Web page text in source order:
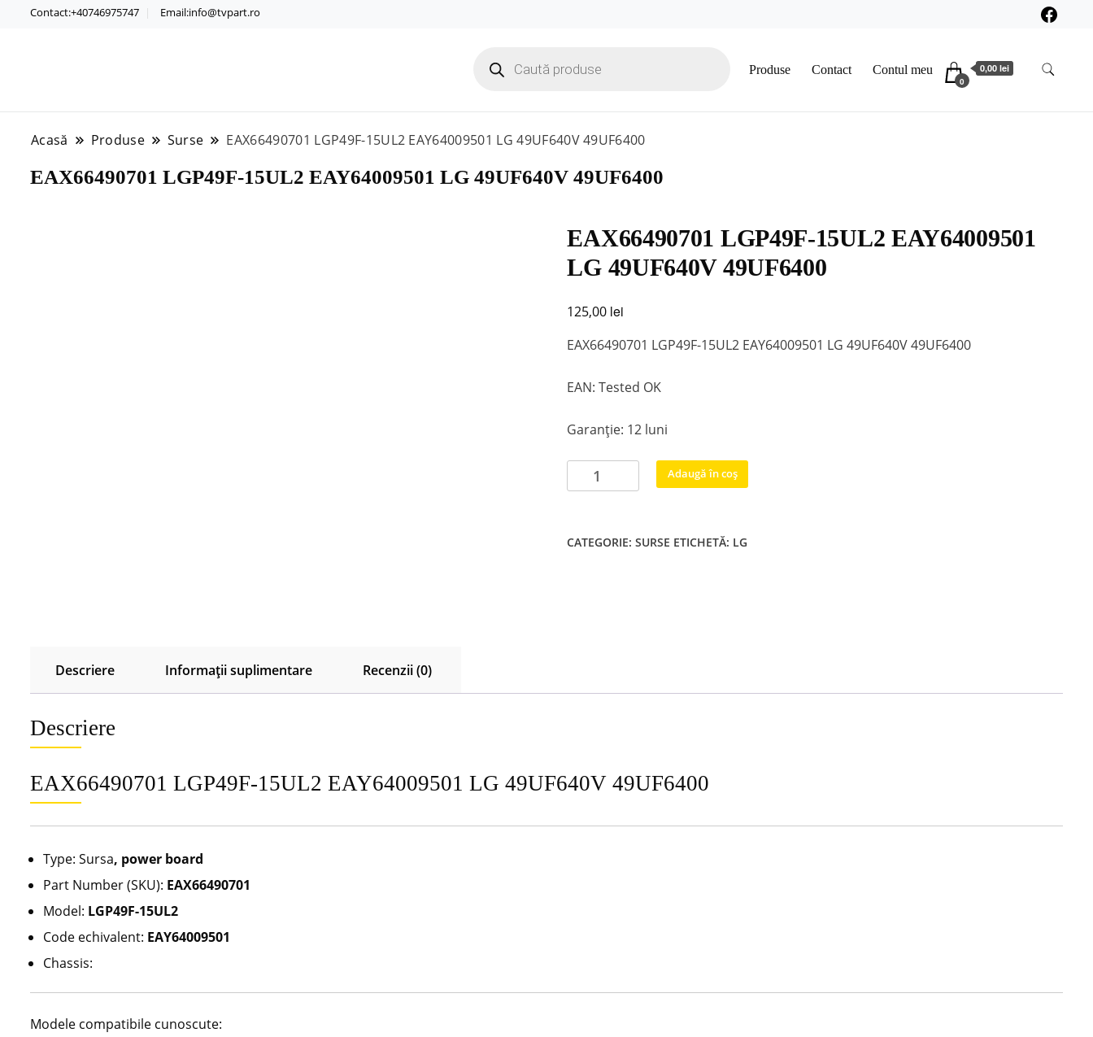
Contact:+40746975747 Email:info@tvpart.ro
search Produse Contact Contul meu
0
0,00 lei
Acasă Produse Surse EAX66490701 LGP49F-15UL2 EAY64009501 LG 49UF640V 49UF6400
EAX66490701 LGP49F-15UL2 EAY64009501 LG 49UF640V 49UF6400
EAX66490701 LGP49F-15UL2 EAY64009501
LG 49UF640V 49UF6400
125,00 lei
EAX66490701 LGP49F-15UL2 EAY64009501 LG 49UF640V 49UF6400
EAN: Tested OK
Garanție: 12 luni
Cantitate
EAX66490701
EAY64009501
Adaugă în coș
CATEGORIE:SURSE ETICHETĂ: LG
Descriere Informații suplimentare Recenzii (0)
Descriere
EAX66490701 LGP49F-15UL2 EAY64009501 LG 49UF640V 49UF6400
Type: Sursa, power board
Part Number (SKU): EAX66490701
Model: LGP49F-15UL2
Code echivalent: EAY64009501
Chassis:
Modele compatibile cunoscute: